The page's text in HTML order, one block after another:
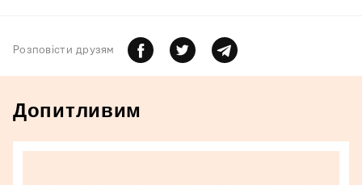
Розповiсти друзям
Допитливим